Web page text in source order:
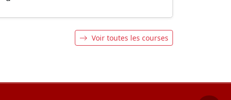
Voir toutes les courses